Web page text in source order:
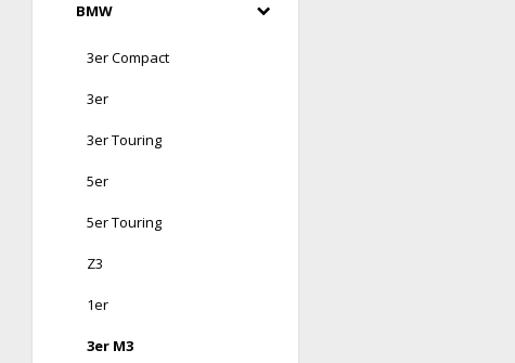
BMW
3er Compact
3er
3er Touring
5er
5er Touring
Z3
1er
3er M3